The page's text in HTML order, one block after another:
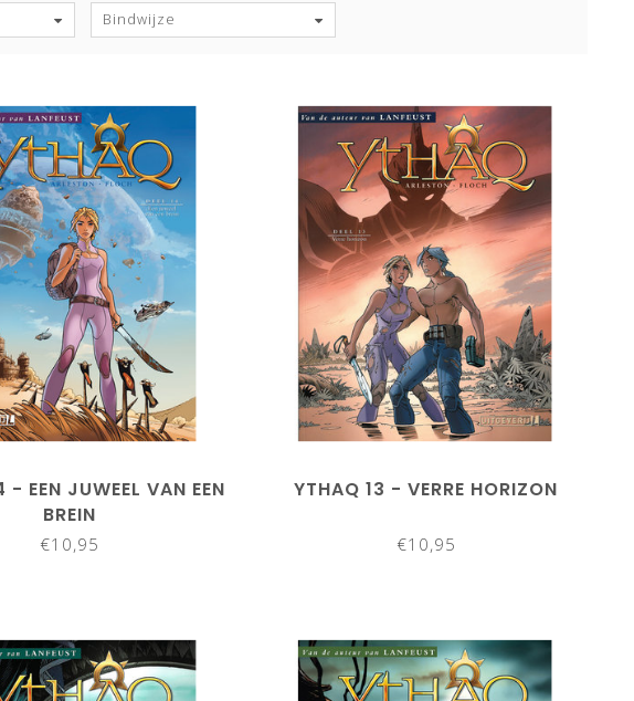
Bindwijze
- EEN JUWEEL VAN EEN
BREIN
€10,95
YTHAQ 13 - VERRE HORIZON
€10,95